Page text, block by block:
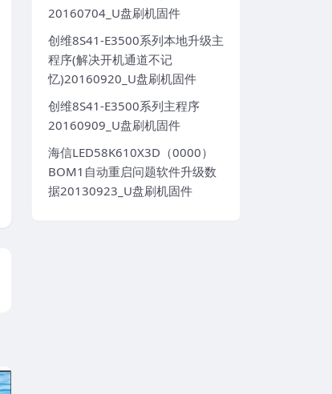
20160704_U盘刷机固件
创维8S41-E3500系列本地升级主
程序(解决开机通道不记
忆)20160920_U盘刷机固件
创维8S41-E3500系列主程序
20160909_U盘刷机固件
海信LED58K610X3D（0000）
BOM1自动重启问题软件升级数
据20130923_U盘刷机固件